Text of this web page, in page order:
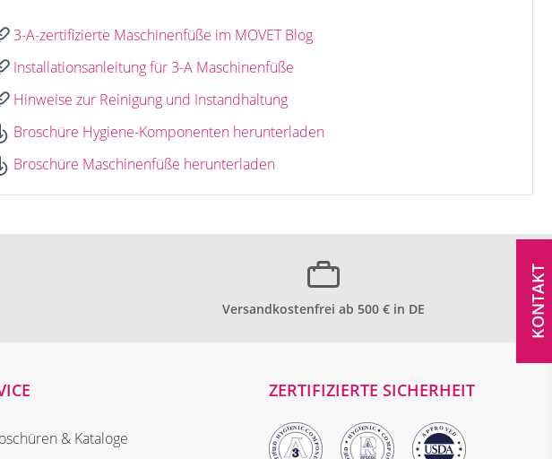
3-A-zertifizierte Maschinenfüße im MOVET Blog
Installationsanleitung für 3-A Maschinenfüße
Hinweise zur Reinigung und Instandhaltung
Broschüre Hygiene-Komponenten herunterladen
Broschüre Maschinenfüße herunterladen
Versandkostenfrei ab 500 € in DE
& Kataloge
ZERTIFIZIERTE SICHERHEIT
KONTAKT